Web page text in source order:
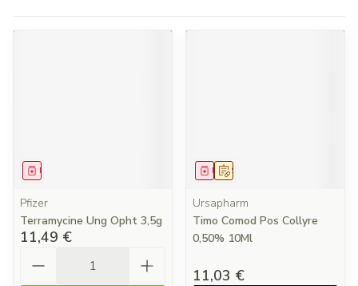
Médicament
Pfizer
Terramycine Ung Opht 3,5g
11,49 €
Sur prescription
Médicament
Ursapharm
Timo Comod Pos Collyre
0,50% 10Ml
11,03 €